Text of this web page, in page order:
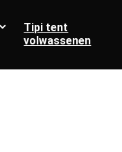
Tipi tent
volwassenen